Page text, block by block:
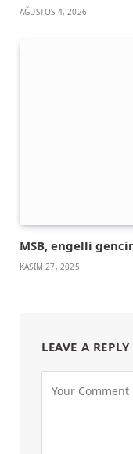
AĞUSTOS 4, 2026
MSB, engelli
KASIM 27, 2025
LEAVE A REPLY